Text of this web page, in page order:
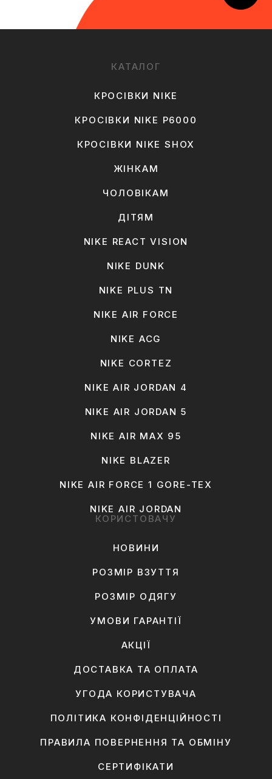
КАТАЛОГ
КРОСІВКИ NIKE
КРОСІВКИ NIKE P6000
КРОСІВКИ NIKE SHOX
ЖІНКАМ
ЧОЛОВІКАМ
ДІТЯМ
NIKE REACT VISION
NIKE DUNK
NIKE PLUS TN
NIKE AIR FORCE
NIKE ACG
NIKE CORTEZ
NIKE AIR JORDAN 4
NIKE AIR JORDAN 5
NIKE AIR MAX 95
NIKE BLAZER
NIKE AIR FORCE 1 GORE-TEX
NIKE AIR JORDAN
КОРИСТОВАЧУ
НОВИНИ
РОЗМІР ВЗУТТЯ
РОЗМІР ОДЯГУ
УМОВИ ГАРАНТІЇ
АКЦІЇ
ДОСТАВКА ТА ОПЛАТА
УГОДА КОРИСТУВАЧА
ПОЛІТИКА КОНФІДЕНЦІЙНОСТІ
ПРАВИЛА ПОВЕРНЕННЯ ТА ОБМІНУ
СЕРТИФІКАТИ